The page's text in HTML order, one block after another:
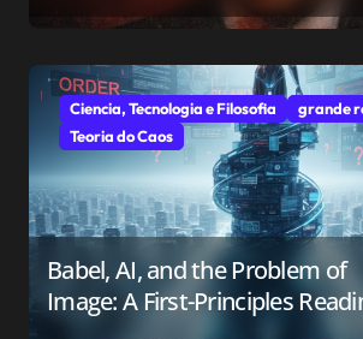
Ciencia, Tecnologia e Filosofia grande
Teoria do Caos
Babel, AI, and the Problem of
Image: A First-Principles